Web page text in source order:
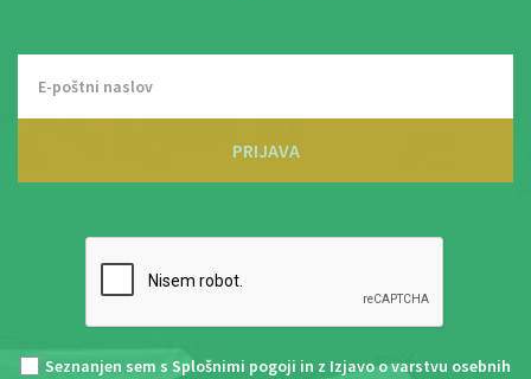
PRIJAVA
Seznanjen sem s Splošnimi pogoji in z Izjavo o varstvu osebnih